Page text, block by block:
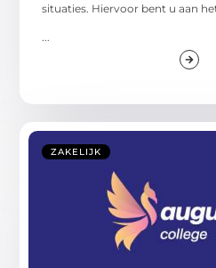
situaties. Hiervoor bent u aan
...
ZAKELIJK